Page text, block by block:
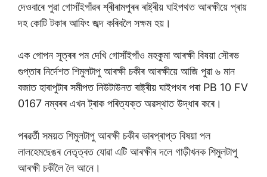
দেওবাৰে পুৱা গোসাঁইগাঁৱৰ শ্ৰীৰামপুৰৰ ৰাষ্ট্ৰীয় ঘাইপথত আৰক্ষীয়ে প্ৰায়
দহ কোটি টকাৰ আফিং জব্দ কৰিবলৈ সক্ষম হয়।
এক গোপন সূত্ৰৰ পম দেখি গোসাঁইগাঁও মহকুমা আৰক্ষী বিষয়া সৌৰভ
গুপ্তাৰ নিৰ্দেশত শিমুলটাপু আৰক্ষী চকীৰ আৰক্ষীয়ে আজি পুৱা ৬ মান
বজাত হাৰাপুটাৰ সমীপত নিউটাউনত ৰাষ্ট্ৰীয় ঘাইপথৰ পৰা PB 10 FV
0167 নম্বৰৰ এখন ট্ৰাক পৰিত্যক্ত অৱস্থাত উদ্ধাৰ কৰে।
পৰৱৰ্তী সময়ত শিমুলটাপু আৰক্ষী চকীৰ ভাৰপ্ৰাপ্ত বিষয়া পল
লালহেমছেঙৰ নেতৃত্বত যোৱা এটি আৰক্ষীৰ দলে গাড়ীখনক শিমুলটাপু
আৰক্ষী চকীলৈ লৈ আনে।